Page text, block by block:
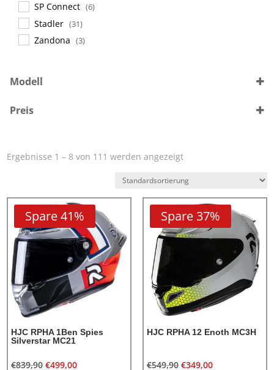
SP Connect (6)
Stadler (31)
Zandona (3)
Modell
F71 (1)
I71 (10)
I80 (1)
i91
RPHA 1 V2 (2)
RPHA 12 (17)
RPHA 31 (5)
RPHA 60
RPHA 71 (3)
RPHA 91 (14)
Preis
Ergebnisse 1 – 16 von 111 werden angezeigt
Spare 41%
HJC RPHA 1Ben Spies
Silverstar MC21
€839,90 €499,00
Spare 37%
HJC RPHA 12 Enoth MC3H
€549,90 €349,00